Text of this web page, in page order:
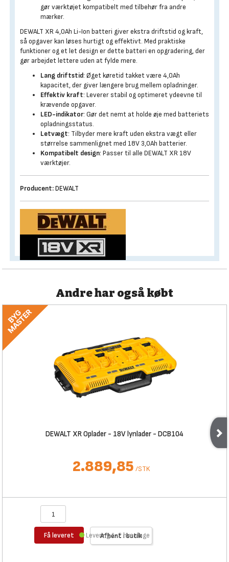
gør værktøjet kompatibelt med tilbehør fra andre
mærker.
DEWALT XR 4,0Ah Li-Ion batteri giver ekstra driftstid og kraft,
så opgaver kan løses hurtigt og effektivt. Med praktiske
funktioner og et let design er dette batteri en opgradering, der
gør arbejdet lettere uden at fylde mere.
Lang driftstid: Øget køretid takket være 4,0Ah
kapacitet, der giver længere brug mellem opladninger.
Effektiv kraft: Leverer stabil og optimeret ydeevne til
krævende opgaver.
LED-indikator: Gør det nemt at holde øje med batteriets
opladningsstatus.
Letvægt: Tilbyder mere kraft uden ekstra vægt eller
størrelse sammenlignet med 18V 3,0Ah batterier.
Kompatibelt design: Passer til alle DEWALT XR 18V
værktøjer.
Producent:DEWALT
Andre har også købt
DEWALT XR Oplader - 18V lynlader - DCB104
2.889,85 /STK
Få leveret Afhent i butik
Levering 1-2 hverdage